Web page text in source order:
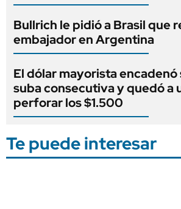
Bullrich le pidió a Brasil que
embajador en Argentina
El dólar mayorista encadenó
suba consecutiva y quedó a
perforar los $1.500
Te puede interesar